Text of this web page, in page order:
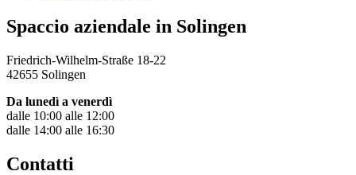
Spaccio aziendale in Solingen
Friedrich-Wilhelm-Straße 18-22
42655 Solingen
Da lunedì a venerdì
dalle 10:00 alle 12:00
dalle 14:00 alle 16:30
Contatti